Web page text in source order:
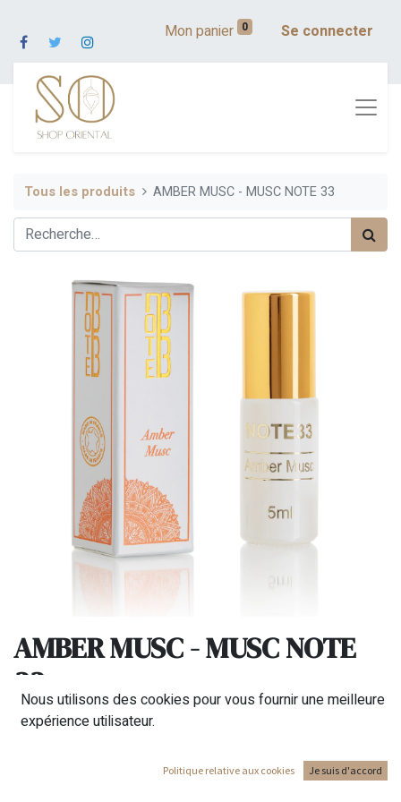
Mon panier 0 Se connecter
Tous les produits AMBER MUSC - MUSC NOTE 33
AMBER MUSC - MUSC NOTE
33
Genre : homme femme
Nous utilisons des cookies pour vous fournir une meilleure
expérience utilisateur.
Politique relative aux cookies Je suis d'accord